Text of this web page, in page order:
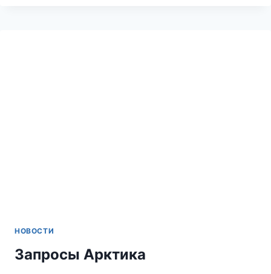
НОВОСТИ
Запросы Арктика